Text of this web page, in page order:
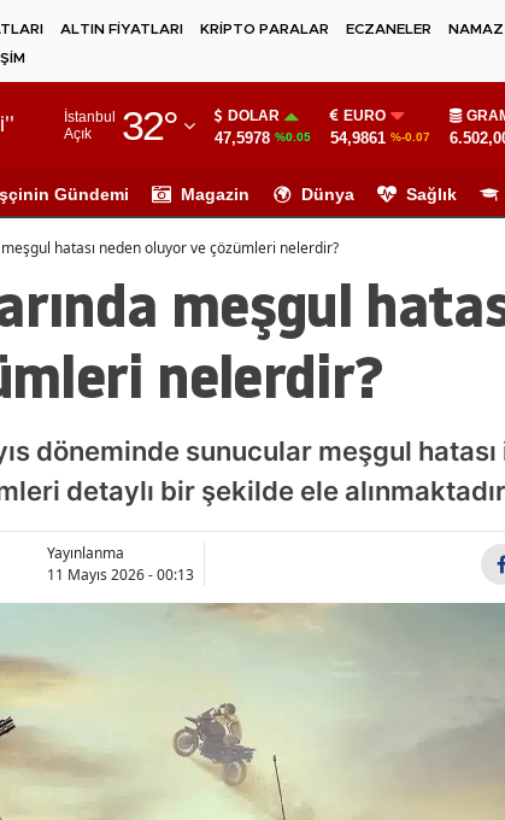
ALTIN FİYATLARI KRİPTO PARALAR ECZANELER
NAMAZ
İstanbul
Açık
32°
Adıyaman
Ağrı
Ankara
Antalya
Aydın
Bilecik
Burdur
DOLAR
47,5978 %0.05
EURO
54,9861 %-0.07
Gündemi Magazin Dünya Sağlık
hatası neden oluyor ve çözümleri nelerdir?
meşgul
nelerdir?
döneminde sunucular meşgul hatası
detaylı bir şekilde ele
Yayınlanma
11 Mayıs 2026 - 00:13